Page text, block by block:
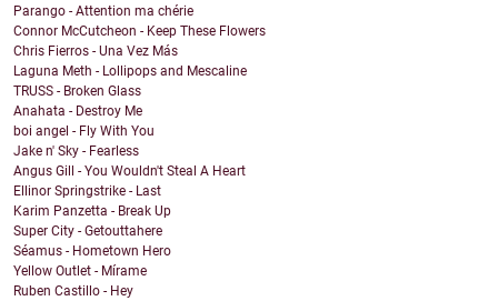
Parango - Attention ma chérie
Connor McCutcheon - Keep These Flowers
Chris Fierros - Una Vez Más
Laguna Meth - Lollipops and Mescaline
TRUSS - Broken Glass
Anahata - Destroy Me
boi angel - Fly With You
Jake n' Sky - Fearless
Angus Gill - You Wouldn't Steal A Heart
Ellinor Springstrike - Last
Karim Panzetta - Break Up
Super City - Getouttahere
Séamus - Hometown Hero
Yellow Outlet - Mírame
Ruben Castillo - Hey